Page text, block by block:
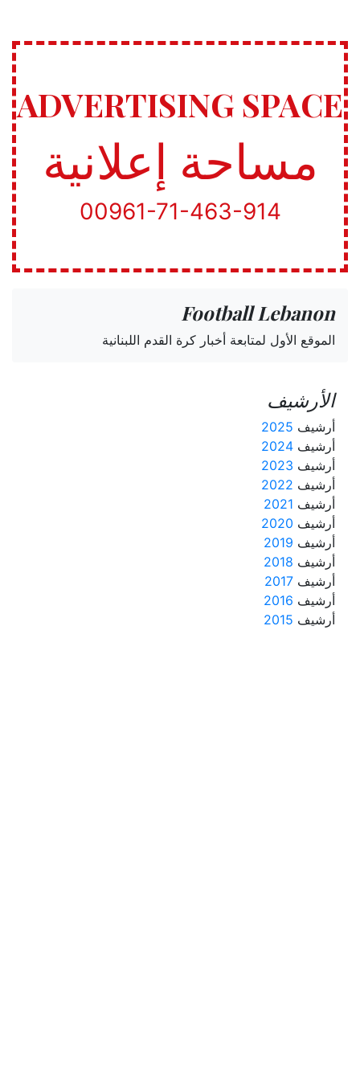
ADVERTISING SPACE
مساحة إعلانية
00961-71-463-914
Football Lebanon
الموقع الأول لمتابعة أخبار كرة القدم اللبنانية
الأرشيف
أرشيف 2025
أرشيف 2024
أرشيف 2023
أرشيف 2022
أرشيف 2021
أرشيف 2020
أرشيف 2019
أرشيف 2018
أرشيف 2017
أرشيف 2016
أرشيف 2015